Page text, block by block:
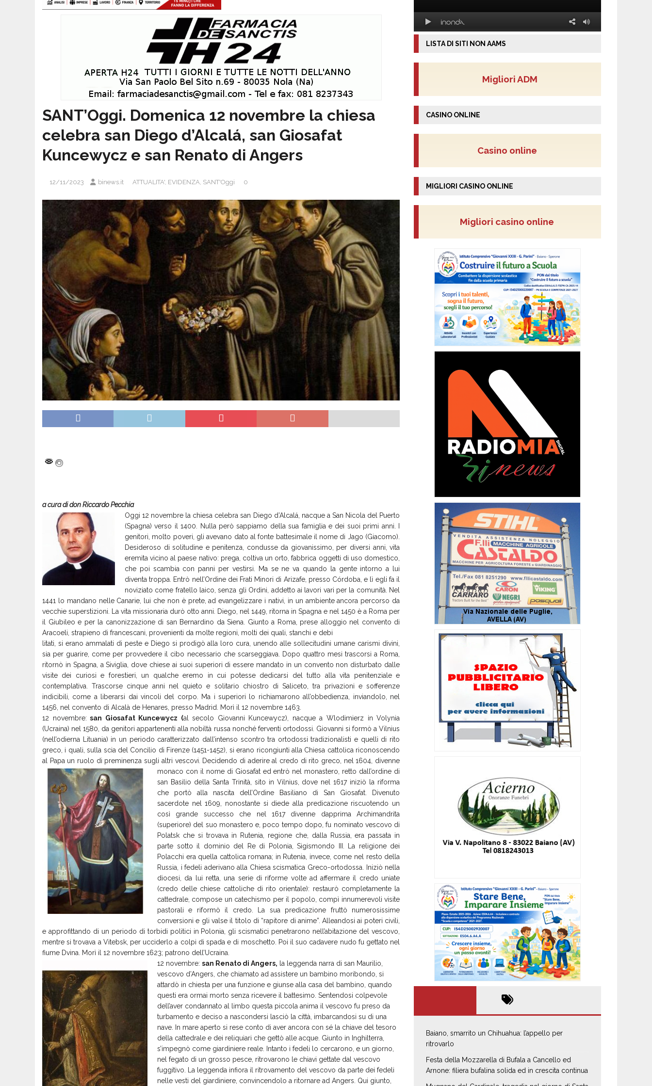
SANT’Oggi. Domenica 12 novembre la chiesa
celebra san Diego d’Alcalá, san Giosafat
Kuncewycz e san Renato di Angers
12/11/2023 binews.it ATTUALITA', EVIDENZA, SANT'Oggi 0
a cura di don Riccardo Pecchia
Oggi 12 novembre la chiesa celebra san Diego d’Alcalá, nacque a San Nicola del Puerto
(Spagna) verso il 1400. Nulla però sappiamo della sua famiglia e dei suoi primi anni. I
genitori, molto poveri, gli avevano dato al fonte battesimale il nome di Jago (Giacomo).
Desideroso di solitudine e penitenza, condusse da giovanissimo, per diversi anni, vita
eremita vicino al paese nativo: prega, coltiva un orto, fabbrica oggetti di uso domestico,
che poi scambia con panni per vestirsi. Ma se ne va quando la gente intorno a lui
diventa troppa. Entrò nell’Ordine dei Frati Minori di Arizafe, presso Córdoba, e lì egli fa il
noviziato come fratello laico, senza gli Ordini, addetto ai lavori vari per la comunità. Nel
1441 lo mandano nelle Canarie, lui che non è prete, ad evangelizzare i nativi, in un ambiente ancora percorso da
vecchie superstizioni. La vita missionaria durò otto anni. Diego, nel 1449, ritorna in Spagna e nel 1450 è a Roma per
il Giubileo e per la canonizzazione di san Bernardino da Siena. Giunto a Roma, prese alloggio nel convento di
Aracoeli, strapieno di francescani, provenienti da molte regioni, molti dei quali, stanchi e debi
litati, si erano ammalati di peste e Diego si prodigò alla loro cura, unendo alle sollecitudini umane carismi divini,
sia per guarire, come per provvedere il cibo necessario che scarseggiava. Dopo quattro mesi trascorsi a Roma,
ritornò in Spagna, a Siviglia, dove chiese ai suoi superiori di essere mandato in un convento non disturbato dalle
visite dei curiosi e forestieri, un qualche eremo in cui potesse dedicarsi del tutto alla vita penitenziale e
contemplativa. Trascorse cinque anni nel quieto e solitario chiostro di Saliceto, tra privazioni e sofferenze
indicibili, come a liberarsi dai vincoli del corpo. Ma i superiori lo richiamarono all’obbedienza, inviandolo, nel
1456, nel convento di Alcalà de Henares, presso Madrid. Morì il 12 novembre 1463.
12 novembre: san Giosafat Kuncewycz (al secolo Giovanni Kuncewycz), nacque a Wlodimierz in Volynia
(Ucraina) nel 1580, da genitori appartenenti alla nobiltà russa nonché ferventi ortodossi. Giovanni si formò a Vilnius
(nell’odierna Lituania) in un periodo caratterizzato dall’intenso scontro tra ortodossi tradizionalisti e quelli di rito
greco, i quali, sulla scia del Concilio di Firenze (1451-1452), si erano ricongiunti alla Chiesa cattolica riconoscendo
al Papa un ruolo di preminenza sugli altri vescovi. Decidendo di aderire al credo di rito greco, nel 1604, divenne
monaco con il nome di Giosafat ed entrò nel monastero, retto dall’ordine di
san Basilio della Santa Trinità, sito in Vilnius, dove nel 1617 iniziò la riforma
che portò alla nascita dell’Ordine Basiliano di San Giosafat. Divenuto
sacerdote nel 1609, nonostante si diede alla predicazione riscuotendo un
così grande successo che nel 1617 divenne dapprima Archimandrita
(superiore) del suo monastero e, poco tempo dopo, fu nominato vescovo di
Polatsk che si trovava in Rutenia, regione che, dalla Russia, era passata in
parte sotto il dominio del Re di Polonia, Sigismondo III. La religione dei
Polacchi era quella cattolica romana; in Rutenia, invece, come nel resto della
Russia, i fedeli aderivano alla Chiesa scismatica Greco-ortodossa. Iniziò nella
diocesi, da lui retta, una serie di riforme volte ad affermare il credo uniate
(credo delle chiese cattoliche di rito orientale): restaurò completamente la
cattedrale, compose un catechismo per il popolo, compì innumerevoli visite
pastorali e riformò il credo. La sua predicazione fruttò numerosissime
conversioni e gli valse il titolo di “rapitore di anime”. Alleandosi ai poteri civili,
e approfittando di un periodo di torbidi politici in Polonia, gli scismatici penetrarono nell’abitazione del vescovo,
mentre si trovava a Vitebsk, per ucciderlo a colpi di spada e di moschetto. Poi il suo cadavere nudo fu gettato nel
fiume Dvina. Morì il 12 novembre 1623; patrono dell’Ucraina.
12 novembre: san Renato di Angers, la leggenda narra di san Maurilio,
vescovo d’Angers, che chiamato ad assistere un bambino moribondo, si
attardò in chiesta per una funzione e giunse alla casa del bambino, quando
questi era ormai morto senza ricevere il battesimo. Sentendosi colpevole
dell’aver condannato al limbo questa piccola anima il vescovo fu preso da
turbamento e deciso a nascondersi lasciò la città, imbarcandosi su di una
nave. In mare aperto si rese conto di aver ancora con sé la chiave del tesoro
della cattedrale e dei reliquiari che gettò alle acque. Giunto in Inghilterra,
s’impegnò come giardiniere reale. Intanto i fedeli lo cercarono, e un giorno,
nel fegato di un grosso pesce, ritrovarono le chiavi gettate dal vescovo
fuggitivo. La leggenda infiora il ritrovamento del vescovo da parte dei fedeli
nelle vesti del giardiniere, convincendolo a ritornare ad Angers. Qui giunto,
LISTA DI SITI NON AAMS
Migliori ADM
CASINO ONLINE
Casino online
MIGLIORI CASINO ONLINE
Migliori casino online
Baiano, smarrito un Chihuahua: l’appello per
ritrovarlo
Festa della Mozzarella di Bufala a Cancello ed
Arnone: filiera bufalina solida ed in crescita continua